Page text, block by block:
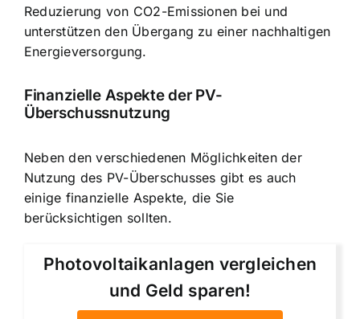
Reduzierung von CO2-Emissionen bei und
unterstützen den Übergang zu einer nachhaltigen
Energieversorgung.
Finanzielle Aspekte der PV-
Überschussnutzung
Neben den verschiedenen Möglichkeiten der
Nutzung des PV-Überschusses gibt es auch
einige finanzielle Aspekte, die Sie
berücksichtigen sollten.
Photovoltaikanlagen vergleichen
und Geld sparen!